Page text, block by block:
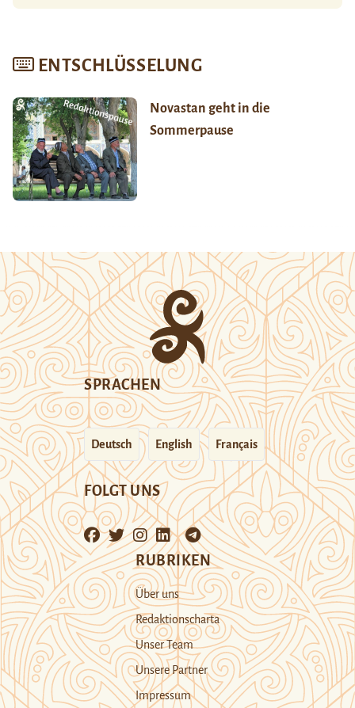
ENTSCHLÜSSELUNG
Novastan geht in die
Sommerpause
SPRACHEN
Deutsch English Français
FOLGT UNS
RUBRIKEN
Über uns
Redaktionscharta
Unser Team
Unsere Partner
Impressum